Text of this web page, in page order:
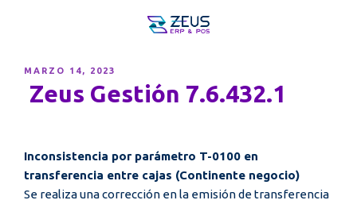
PUBLICADO
EL
MARZO 14, 2023
Zeus Gestión 7.6.432.1
Inconsistencia por parámetro T-0100 en
transferencia entre cajas (Continente negocio)
Se realiza una corrección en la emisión de transferencia